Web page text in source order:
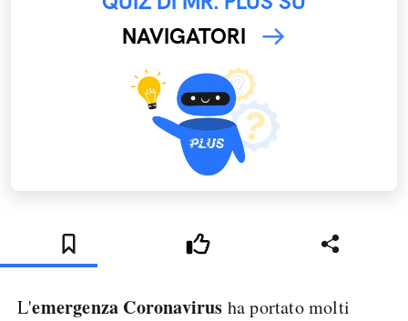
NAVIGATORI
L'emergenza Coronavirus ha portato molti